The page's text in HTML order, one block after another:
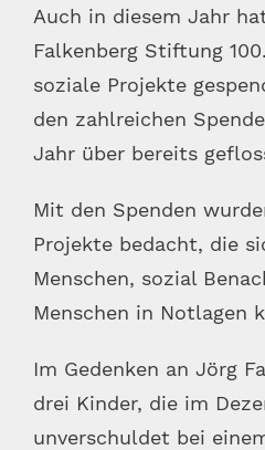
Auch in diesem Jahr
Falkenberg Stiftung
soziale Projekte
den zahlreichen
Jahr über bereits
Mit den Spenden
Projekte bedacht, die
Menschen, sozial
Menschen in Notlagen
Im Gedenken an Jörg
drei Kinder, die im
unverschuldet bei